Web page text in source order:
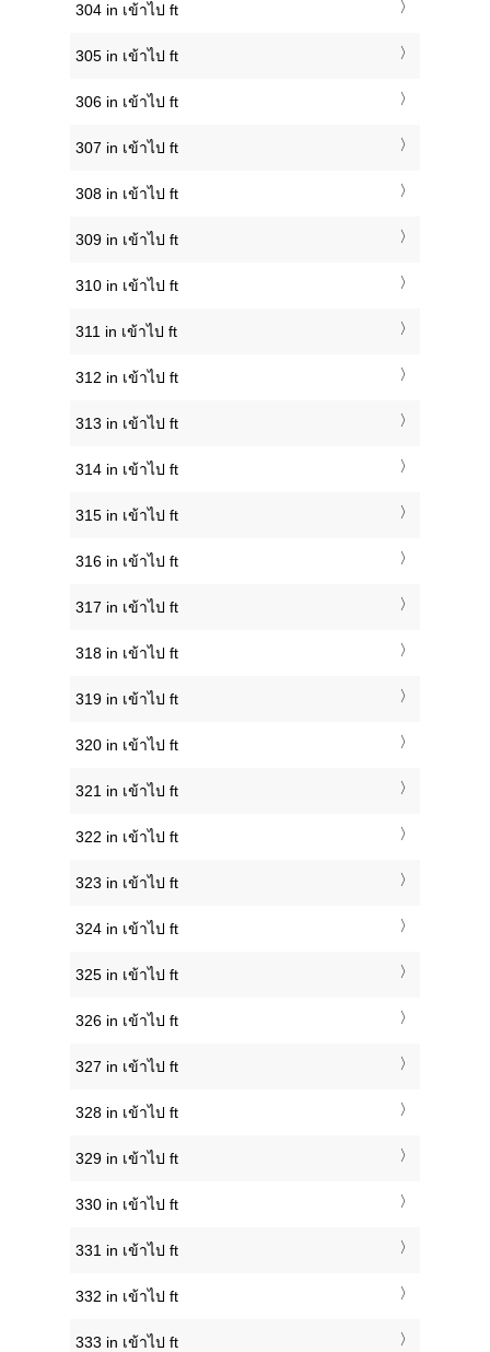
304 in เข้าไป ft
305 in เข้าไป ft
306 in เข้าไป ft
307 in เข้าไป ft
308 in เข้าไป ft
309 in เข้าไป ft
310 in เข้าไป ft
311 in เข้าไป ft
312 in เข้าไป ft
313 in เข้าไป ft
314 in เข้าไป ft
315 in เข้าไป ft
316 in เข้าไป ft
317 in เข้าไป ft
318 in เข้าไป ft
319 in เข้าไป ft
320 in เข้าไป ft
321 in เข้าไป ft
322 in เข้าไป ft
323 in เข้าไป ft
324 in เข้าไป ft
325 in เข้าไป ft
326 in เข้าไป ft
327 in เข้าไป ft
328 in เข้าไป ft
329 in เข้าไป ft
330 in เข้าไป ft
331 in เข้าไป ft
332 in เข้าไป ft
333 in เข้าไป ft